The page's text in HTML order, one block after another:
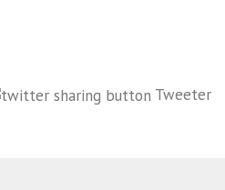
Tweeter